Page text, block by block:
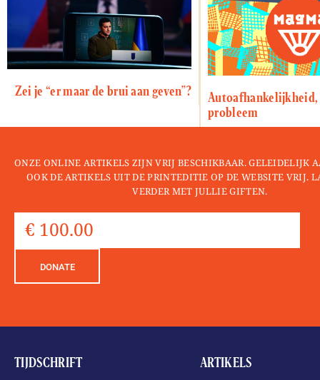
Zei je “er maar de brui aan geven”?
probleem
ONZE ONLINE ARTIKELS ZIJN VRIJ BESCHIKBAAR. GELEIDELIJK
OOK DE ARTIKELS UIT DE PRINTEDITIE OP DE WEBSITE VRIJ.
VERDER MET JULLIE GIFTEN.
DONATE
TIJDSCHRIFT ARTIKELS